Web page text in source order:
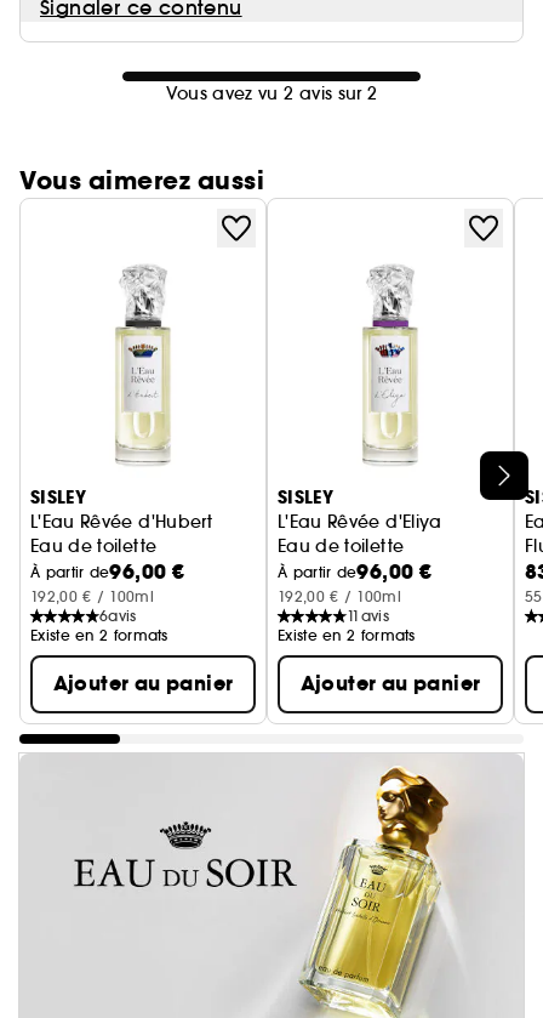
Signaler ce contenu
Vous avez vu 2 avis sur 2
Vous aimerez aussi
SISLEY
L'Eau Rêvée d'Hubert
Eau de toilette
À partir de96,00 €
192,00 € / 100ml
6avis
Existe en 2 formats
Ajouter au panier
SISLEY
L'Eau Rêvée d'Eliya
Eau de toilette
À partir de96,00 €
192,00 € / 100ml
11 avis
Existe en 2 formats
Ajouter au panier